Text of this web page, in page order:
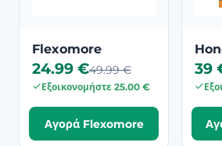
Flexomore
24.99 €49.99 €
Εξοικονομήστε 25.00 €
Αγορά Flexomore
39